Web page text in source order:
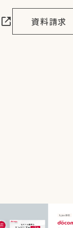
資料請求